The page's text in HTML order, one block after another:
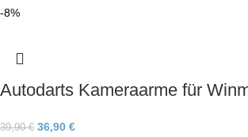
-8%
Autodarts Kameraarme für
39,90€ 36,90 €